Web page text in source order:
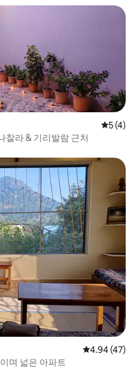
평점 5점
5 (4)
찰라 & 기리발람 근처
평점 4.94점(5
4.94 (47)
며 넓은 아파트